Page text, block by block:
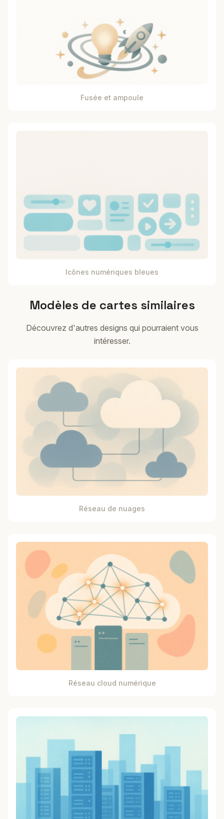
Fusée et ampoule
Icônes numériques bleues
Modèles de cartes similaires
Découvrez d'autres designs qui pourraient vous
intéresser.
Réseau de nuages
Réseau cloud numérique